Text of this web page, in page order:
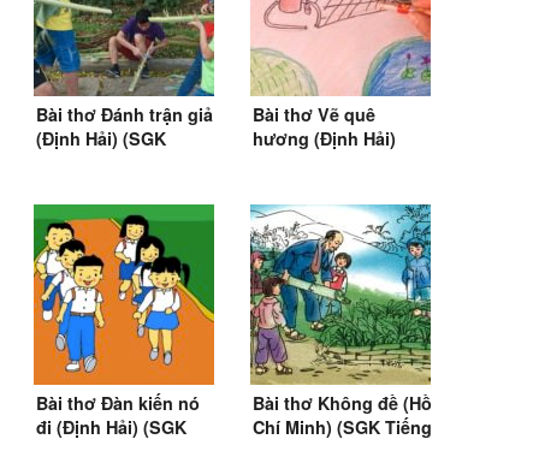
Bài thơ Đánh trận giả
(Định Hải) (SGK
Bài thơ Vẽ quê
hương (Định Hải)
Bài thơ Đàn kiến nó
đi (Định Hải) (SGK
Bài thơ Không đề (Hồ
Chí Minh) (SGK Tiếng